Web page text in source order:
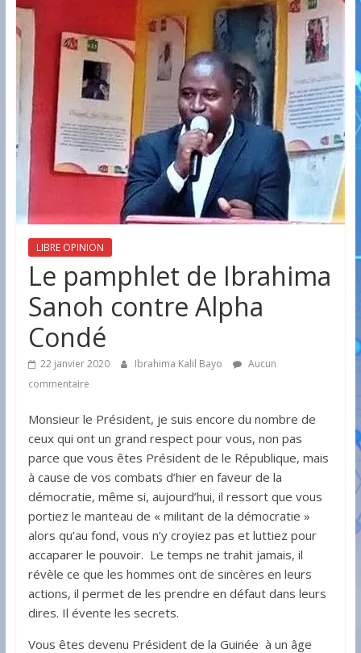
LIBRE OPINION
Le pamphlet de Ibrahima
Sanoh contre Alpha
Condé
22 janvier 2020 Ibrahima Kalil Bayo
Aucun
commentaire
Monsieur le Président, je suis encore du nombre de
ceux qui ont un grand respect pour vous, non pas
parce que vous êtes Président de le République, mais
à cause de vos combats d’hier en faveur de la
démocratie, même si, aujourd’hui, il ressort que vous
portiez le manteau de « militant de la démocratie »
alors qu’au fond, vous n’y croyiez pas et luttiez pour
accaparer le pouvoir. Le temps ne trahit jamais, il
révèle ce que les hommes ont de sincères en leurs
actions, il permet de les prendre en défaut dans leurs
dires. Il évente les secrets.
Vous êtes devenu Président de la Guinée à un âge